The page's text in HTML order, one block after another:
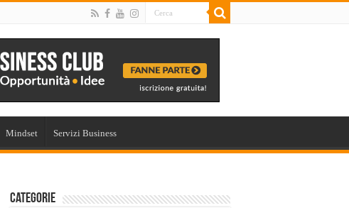
Mindset Servizi Business
Categorie